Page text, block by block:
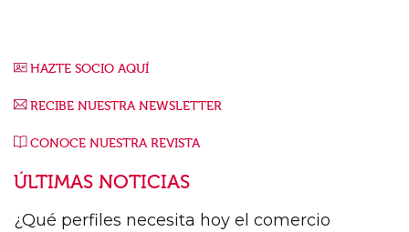
HAZTE SOCIO AQUÍ
RECIBE NUESTRA NEWSLETTER
CONOCE NUESTRA REVISTA
ÚLTIMAS NOTICIAS
¿Qué perfiles necesita hoy el comercio